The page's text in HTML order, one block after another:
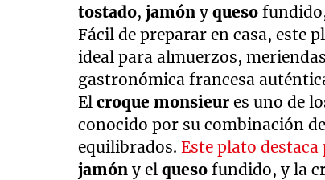
tostado,jamónyqueso
Fácil de preparar en casa, este
ideal para almuerzos,
gastronómica francesa
Elcroque monsieures uno de
conocido por su combinación
equilibrados.Este plato
jamóny elquesofundido, y la